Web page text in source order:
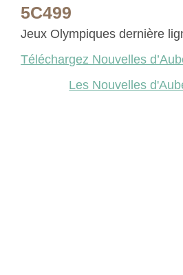
5C499
Jeux Olympiques dernière
Téléchargez Nouvelles
Les Nouvelles